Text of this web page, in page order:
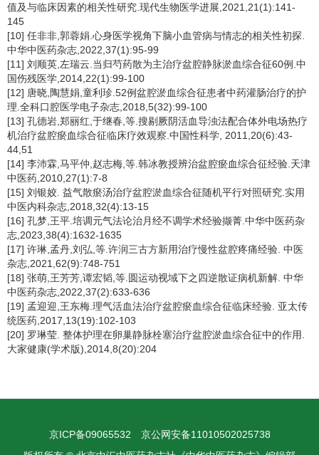
值及与临床因素的相关性研究.现代生物医学进展,2021,21(1):141-
145
[10] 任非非,郭蓉娟.心身医学视角下脑小血管病与情志的相关性初探.
中华中医药杂志,2022,37(1):95-99
[11] 刘顺英,左瑞云.当归芍药散为主治疗盆腔静脉淤血综合征60例.中
国伤残医学,2014,22(1):99-100
[12] 唐晓,陶慧娟,童利珍.52例盆腔淤血综合征患者中药灌肠治疗的护
理.全科口腔医学电子杂志,2018,5(32):99-100
[13] 孔德岩,郑丽红,于继春,等.搜剔厥阴活血导浊法配合体外电场热疗
机治疗盆腔瘀血综合征临床疗效观察.中国性科学, 2011,20(6):43-
44,51
[14] 李沛霖,马平仲,赵志梅,等.韩冰教授辨治盆腔瘀血综合征经验.天津
中医药,2010,27(1):7-8
[15] 刘银姣. 益气散瘀汤治疗盆腔淤血综合征随机平行对照研究.实用
中医内科杂志,2018,32(4):13-15
[16] 孔梦,王平.培调元气法论治月经不调学术经验撷菁.中华中医药杂
志,2023,38(4):1632-1635
[17] 许琳,孟丹,刘弘,等.许润三古方新用治疗慢性盆腔疼痛经验. 中医
杂志,2021,62(9):748-751
[18] 张萌,王芳芳,谭宏韬,等.圆运动视域下之四逆散证病机新解. 中华
中医药杂志,2022,37(2):633-636
[19] 孟迎迎,王东梅.理气活血法治疗盆腔瘀血综合征临床经验. 亚太传
统医药,2017,13(19):102-103
[20] 罗琳莹. 整体护理在卵巢静脉栓塞治疗盆腔淤血综合征中的作用.
大家健康(学术版),2014,8(20):204
京ICP备09065532 京公网安备11010502025738